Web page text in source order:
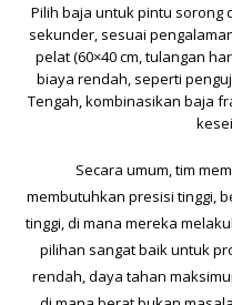
Pilih baja untuk pintu sorong
sekunder, sesuai
pelat (60×40 cm, tulangan
biaya rendah, seperti
Tengah, kombinasikan baja
Secara umum, tim
membutuhkan presisi tinggi,
tinggi, di mana mereka
pilihan sangat baik untuk
rendah, daya tahan